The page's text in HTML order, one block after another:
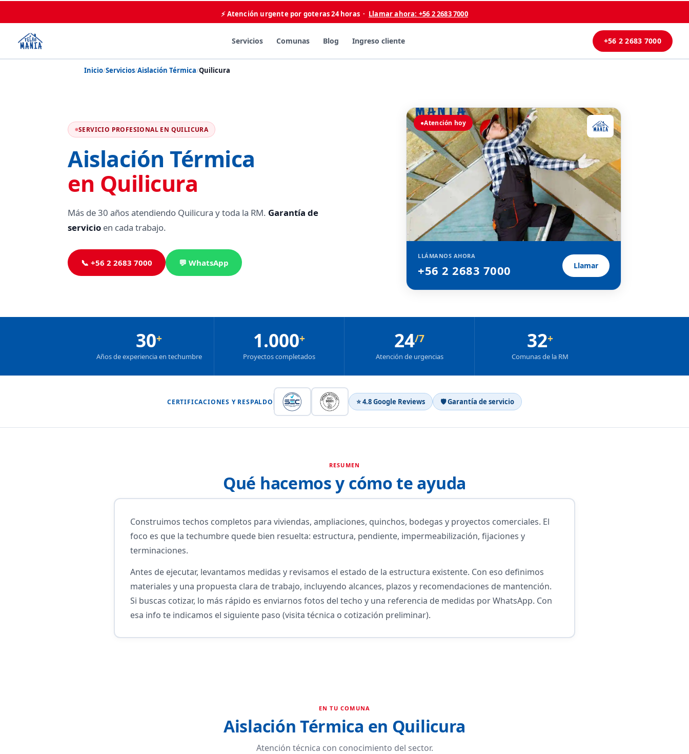
⚡ Atención urgente por goteras 24 horas · Llamar ahora: +56 2 2683 7000
Servicios Comunas Blog Ingreso cliente +56 2 2683 7000
Inicio/Servicios/Aislación Térmica/Quilicura
SERVICIO PROFESIONAL EN QUILICURA
Aislación Térmica
en Quilicura
Más de 30 años atendiendo Quilicura y toda la RM. Garantía de
servicio en cada trabajo.
📞 +56 2 2683 7000 💬 WhatsApp
●Atención hoy
LLÁMANOS AHORA
+56 2 2683 7000 Llamar
30+
Años de experiencia en techumbre
1.000+
Proyectos completados
24/7
Atención de urgencias
32+
Comunas de la RM
CERTIFICACIONES Y RESPALDO ⭐ 4.8 Google Reviews 🛡 Garantía de servicio
RESUMEN
Qué hacemos y cómo te ayuda
Construimos techos completos para viviendas, ampliaciones, quinchos, bodegas y proyectos comerciales. El
foco es que la techumbre quede bien resuelta: estructura, pendiente, impermeabilización, fijaciones y
terminaciones.
Antes de ejecutar, levantamos medidas y revisamos el estado de la estructura existente. Con eso definimos
materiales y una propuesta clara de trabajo, incluyendo alcances, plazos y recomendaciones de mantención.
Si buscas cotizar, lo más rápido es enviarnos fotos del techo y una referencia de medidas por WhatsApp. Con
esa info te indicamos el siguiente paso (visita técnica o cotización preliminar).
EN TU COMUNA
Aislación Térmica en Quilicura
Atención técnica con conocimiento del sector.